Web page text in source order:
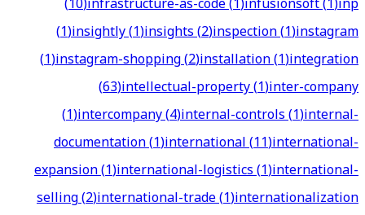
(1)insightly(1)insights(2)inspection(1)instagram
(1)instagram-shopping(2)installation(1)integration
(63)intellectual-property(1)inter-company
(1)intercompany(4)internal-controls(1)internal-
documentation(1)international(11)international-
expansion(1)international-logistics(1)international-
selling(2)international-trade(1)internationalization